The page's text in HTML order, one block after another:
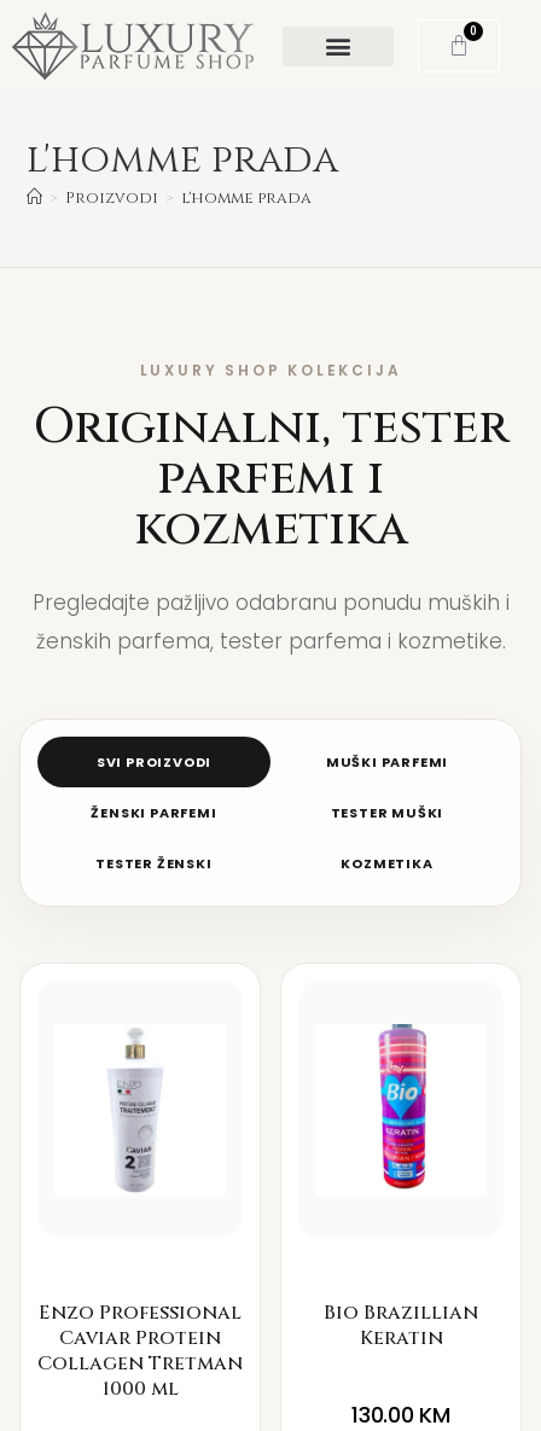
0
l'homme prada
> Proizvodi > l'homme prada
LUXURY SHOP KOLEKCIJA
Originalni, tester
parfemi i
kozmetika
Pregledajte pažljivo odabranu ponudu muških i
ženskih parfema, tester parfema i kozmetike.
SVI PROIZVODI MUŠKI PARFEMI
ŽENSKI PARFEMI TESTER MUŠKI
TESTER ŽENSKI KOZMETIKA
Enzo Professional
Caviar Protein
Collagen Tretman
1000 ml
Bio Brazillian
Keratin
130.00 KM